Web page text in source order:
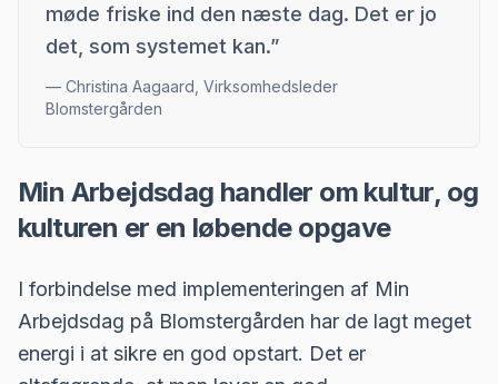
møde friske ind den næste dag. Det er jo
det, som systemet kan.”
— Christina Aagaard, Virksomhedsleder
Blomstergården
Min Arbejdsdag handler om kultur, og
kulturen er en løbende opgave
I forbindelse med implementeringen af Min
Arbejdsdag på Blomstergården har de lagt meget
energi i at sikre en god opstart. Det er